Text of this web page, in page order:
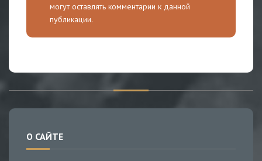
могут оставлять комментарии к данной
публикации.
О САЙТЕ